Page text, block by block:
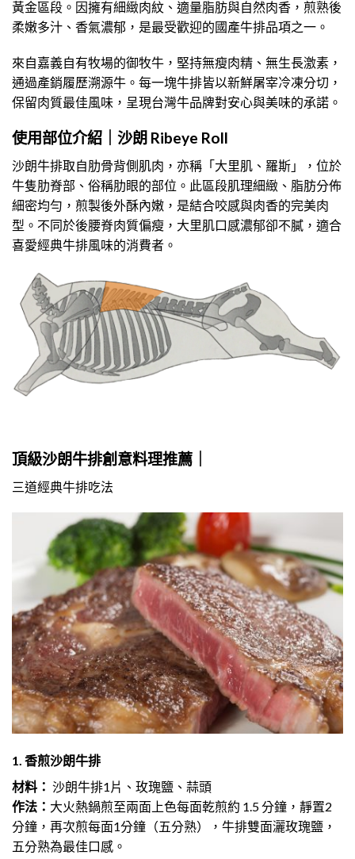
黃金區段。因擁有細緻肉紋、適量脂肪與自然肉香，煎熟後
柔嫩多汁、香氣濃郁，是最受歡迎的國產牛排品項之一。
來自嘉義自有牧場的御牧牛，堅持無瘦肉精、無生長激素，
通過產銷履歷溯源牛。每一塊牛排皆以新鮮屠宰冷凍分切，
保留肉質最佳風味，呈現台灣牛品牌對安心與美味的承諾。
使用部位介紹｜沙朗 Ribeye Roll
沙朗牛排取自肋骨背側肌肉，亦稱「大里肌、羅斯」，位於
牛隻肋脊部、俗稱肋眼的部位。此區段肌理細緻、脂肪分佈
細密均勻，煎製後外酥內嫩，是結合咬感與肉香的完美肉
型。不同於後腰脊肉質偏瘦，大里肌口感濃郁卻不膩，適合
喜愛經典牛排風味的消費者。
頂級沙朗牛排創意料理推薦｜
三道經典牛排吃法
1. 香煎沙朗牛排
材料： 沙朗牛排1片、玫瑰鹽、蒜頭
作法： 大火熱鍋煎至兩面上色每面乾煎約 1.5 分鐘，靜置2
分鐘，再次煎每面1分鐘（五分熟）， 牛排雙面灑玫瑰鹽，
五分熟為最佳口感。